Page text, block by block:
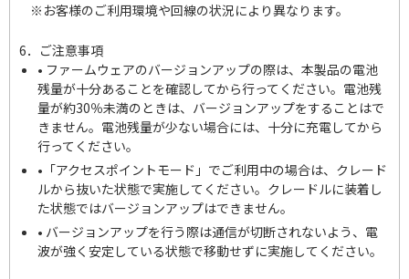
※お客様のご利用環境や回線の状況により異なります。
6．ご注意事項
• ファームウェアのバージョンアップの際は、本製品の電池
残量が十分あることを確認してから行ってください。電池残
量が約30％未満のときは、バージョンアップをすることはで
きません。電池残量が少ない場合には、十分に充電してから
行ってください。
•「アクセスポイントモード」でご利用中の場合は、クレード
ルから抜いた状態で実施してください。クレードルに装着し
た状態ではバージョンアップはできません。
• バージョンアップを行う際は通信が切断されないよう、電
波が強く安定している状態で移動せずに実施してください。